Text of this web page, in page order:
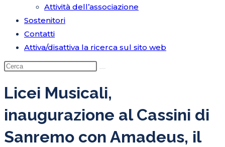
Attività dell’associazione
Sostenitori
Contatti
Attiva/disattiva la ricerca sul sito web
Licei Musicali,
inaugurazione al Cassini di
Sanremo con Amadeus, il